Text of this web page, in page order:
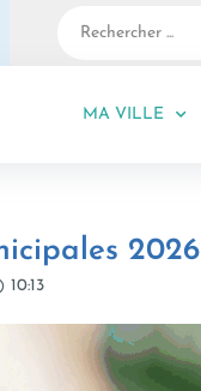
MA VILLE
2026
10:13